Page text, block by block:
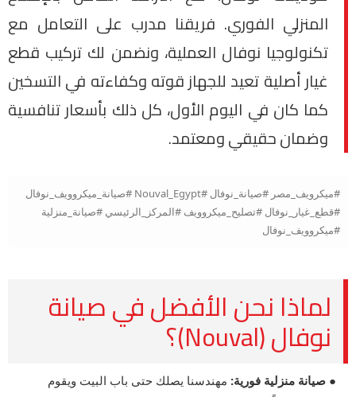
المنزلي الفوري. فريقنا مدرب على التعامل مع
تكنولوجيا نوفال العملية، ونضمن لك تركيب قطع
غيار أصلية تعيد للجهاز قوته وكفاءته في التسخين
كما كان في اليوم الأول، كل ذلك بأسعار تنافسية
وضمان حقيقي ومعتمد.
#ميكرويف_مصر #صيانة_نوفال #Nouval_Egypt #صيانة_ميكروويف_نوفال
#قطع_غيار_نوفال #تصليح_ميكروويف #المركز_الرئيسي #صيانة_منزلية
#ميكروويف_نوفال
لماذا نحن الأفضل في صيانة
نوفال (Nouval)؟
● صيانة منزلية فورية: مهندسنا يصلك حتى باب البيت ويقوم